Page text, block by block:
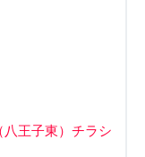
王子東）チラシ